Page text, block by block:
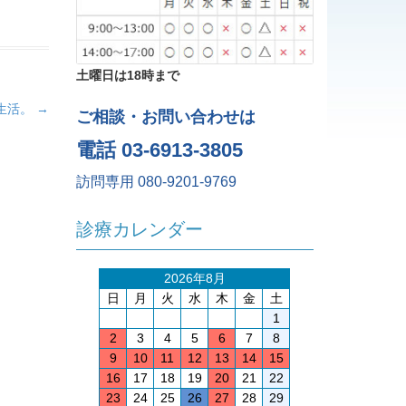
活。 →
土曜日は18時まで
ご相談・お問い合わせは
電話 03-6913-3805
訪問専用 080-9201-9769
診療カレンダー
2026年8月
日
月 火 水 木 金
土
1
2
3 4 5 6 7
8
9
10 11 12 13 14
15
16
17 18 19 20 21
22
23
24 25 26 27 28
29